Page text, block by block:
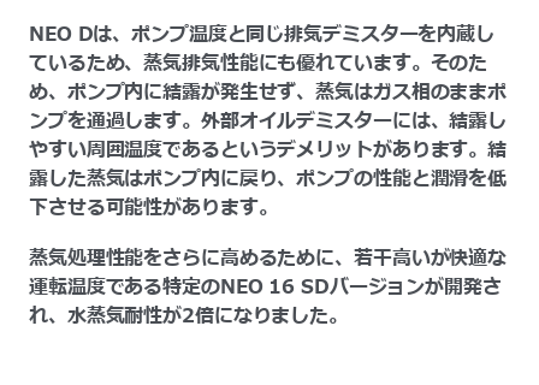
NEO Dは、ポンプ温度と同じ排気デミスターを内蔵し
ているため、蒸気排気性能にも優れています。そのた
め、ポンプ内に結露が発生せず、蒸気はガス相のままポ
ンプを通過します。外部オイルデミスターには、結露し
やすい周囲温度であるというデメリットがあります。結
露した蒸気はポンプ内に戻り、ポンプの性能と潤滑を低
下させる可能性があります。
蒸気処理性能をさらに高めるために、若干高いが快適な
運転温度である特定のNEO 16 SDバージョンが開発さ
れ、水蒸気耐性が2倍になりました。